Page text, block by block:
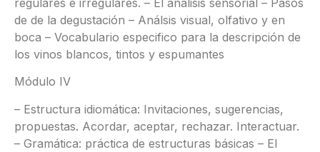
de de la degustación – Análsis visual, olfativo y en
boca – Vocabulario especifico para la descripción de
los vinos blancos, tintos y espumantes
Módulo IV
– Estructura idiomática: Invitaciones, sugerencias,
propuestas. Acordar, aceptar, rechazar. Interactuar.
– Gramática: práctica de estructuras básicas – El